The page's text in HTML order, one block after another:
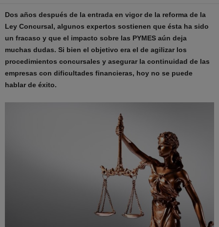
Dos años después de la entrada en vigor de la reforma de la
Ley Concursal, algunos expertos sostienen que ésta ha sido
un fracaso y que el impacto sobre las PYMES aún deja
muchas dudas. Si bien el objetivo era el de agilizar los
procedimientos concursales y asegurar la continuidad de las
empresas con dificultades financieras, hoy no se puede
hablar de éxito.